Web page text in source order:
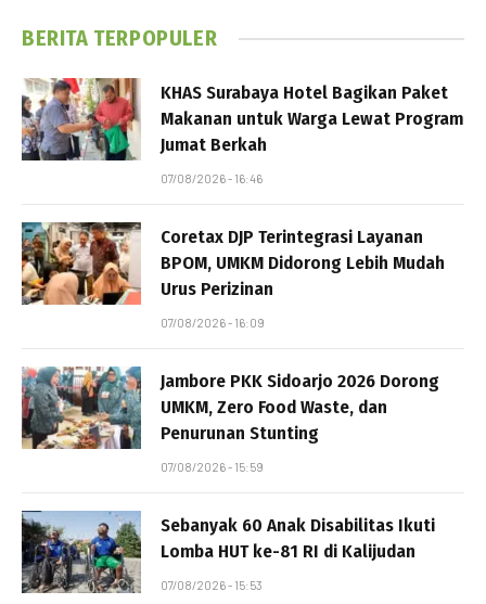
BERITA TERPOPULER
KHAS Surabaya Hotel Bagikan Paket
Makanan untuk Warga Lewat Program
Jumat Berkah
07/08/2026 - 16:46
Coretax DJP Terintegrasi Layanan
BPOM, UMKM Didorong Lebih Mudah
Urus Perizinan
07/08/2026 - 16:09
Jambore PKK Sidoarjo 2026 Dorong
UMKM, Zero Food Waste, dan
Penurunan Stunting
07/08/2026 - 15:59
Sebanyak 60 Anak Disabilitas Ikuti
Lomba HUT ke-81 RI di Kalijudan
07/08/2026 - 15:53